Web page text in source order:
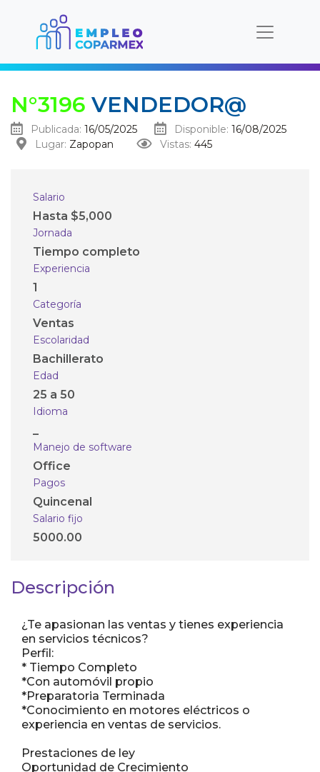
N°3196 VENDEDOR@
Publicada: 16/05/2025 Disponible: 16/08/2025
Lugar: Zapopan Vistas: 445
Salario
Hasta $5,000
Jornada
Tiempo completo
Experiencia
1
Categoría
Ventas
Escolaridad
Bachillerato
Edad
25 a 50
Idioma
_
Manejo de software
Office
Pagos
Quincenal
Salario fijo
5000.00
Descripción
¿Te apasionan las ventas y tienes experiencia
en servicios técnicos?
Perfil:
* Tiempo Completo
*Con automóvil propio
*Preparatoria Terminada
*Conocimiento en motores eléctricos o
experiencia en ventas de servicios.
Prestaciones de ley